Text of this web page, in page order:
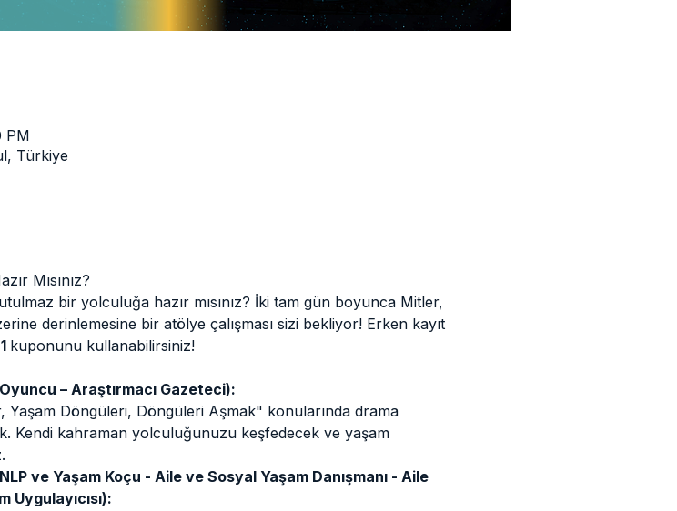
PM
Türkiye
Mısınız?
bir yolculuğa hazır mısınız? İki tam gün boyunca Mitler,
derinlemesine bir atölye çalışması sizi bekliyor! Erken kayıt
kuponunu kullanabilirsiniz!
– Araştırmacı Gazeteci):
Döngüleri, Döngüleri Aşmak" konularında drama
Kendi kahraman yolculuğunuzu keşfedecek ve yaşam
ve Yaşam Koçu - Aile ve Sosyal Yaşam Danışmanı - Aile
Uygulayıcısı):